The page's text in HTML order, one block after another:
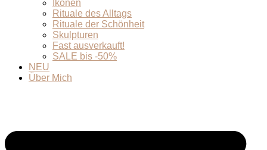
Ikonen
Rituale des Alltags
Rituale der Schönheit
Skulpturen
Fast ausverkauft!
SALE bis -50%
NEU
Über Mich